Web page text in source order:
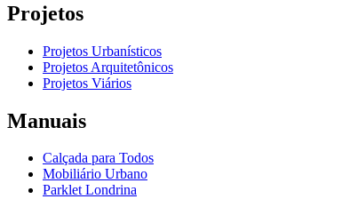
Projetos
Projetos Urbanísticos
Projetos Arquitetônicos
Projetos Viários
Manuais
Calçada para Todos
Mobiliário Urbano
Parklet Londrina